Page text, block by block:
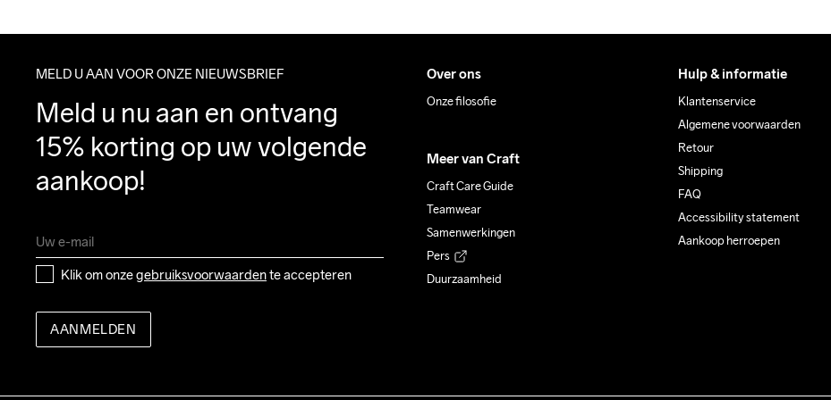
MELD U AAN VOOR ONZE NIEUWSBRIEF
Meld u nu aan en ontvang
15% korting op uw volgende
aankoop!
Klik om onze gebruiksvoorwaarden te accepteren
AANMELDEN
Over ons
Onze filosofie
Meer van Craft
Craft Care Guide
Teamwear
Samenwerkingen
Pers
Duurzaamheid
Hulp & informatie
Klantenservice
Algemene voorwaarden
Retour
Shipping
FAQ
Accessibility statement
Aankoop herroepen